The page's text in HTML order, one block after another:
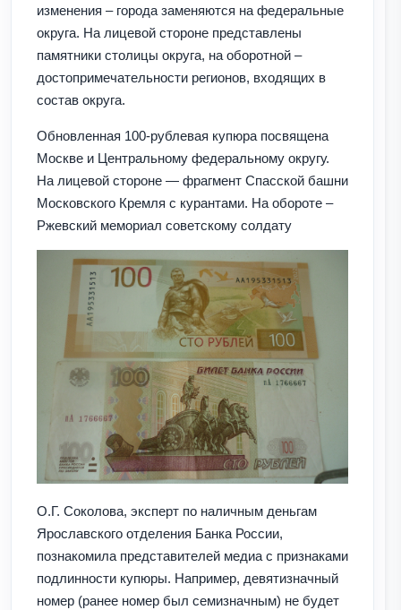
изменения – города заменяются на федеральные
округа. На лицевой стороне представлены
памятники столицы округа, на оборотной –
достопримечательности регионов, входящих в
состав округа.
Обновленная 100-рублевая купюра посвящена
Москве и Центральному федеральному округу.
На лицевой стороне — фрагмент Спасской башни
Московского Кремля с курантами. На обороте –
Ржевский мемориал советскому солдату
О.Г. Соколова, эксперт по наличным деньгам
Ярославского отделения Банка России,
познакомила представителей медиа с признаками
подлинности купюры. Например, девятизначный
номер (ранее номер был семизначным) не будет